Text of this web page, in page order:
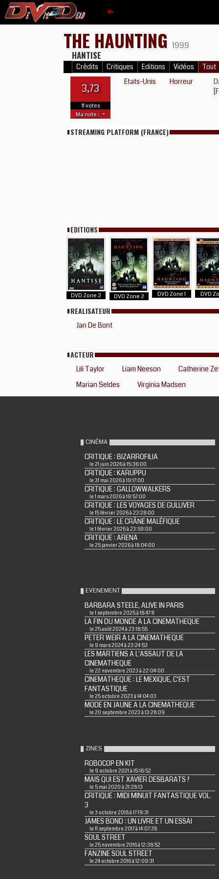
THE HAUNTING 1999
HANTISE
Crédits Critiques Editions Vidéos Tout
3,73
11 votes
Ma note : -
Etats-Unis Horreur
STREAMING PLATFORM (FRANCE)
EDITIONS
DVD Zone 2 DVD Zone 2 DVD Zone 1 DVD
REALISATEUR
Jan De Bont
ACTEUR
Lili Taylor Liam Neeson
Catherine
Marian Seldes
Virginia Madsen
CINÉMA
CRITIQUE : BIZARROFILIA
le 21 juin 2026 à 15:36:00
CRITIQUE : KARUPPU
le 31 mai 2026 à 19:17:00
CRITIQUE : GALLOWWALKERS
le 1 mars 2026 à 19:57:00
CRITIQUE : LES VOYAGES DE GULLIVER
le 15 février 2026 à 23:28:00
CRITIQUE : LE CRÂNE MALÉFIQUE
le 1 février 2026 à 23:59:00
CRITIQUE : ARENA
le 25 janvier 2026 à 18:04:00
EVENEMENT
BARBARA STEELE, ALIVE IN PARIS
le 1 septembre 2025 à 18:47:11
LA FIN DU MONDE A LA CINEMATHEQUE
le 25 août 2024 à 23:18:55
PETER WEIR A LA CINEMATHEQUE
le 9 mars 2024 à 23:24:53
LES MARTIENS A L'ASSAUT DE LA
CINEMATHEQUE
le 22 novembre 2023 à 22:04:00
CINEMATHEQUE : LE MEXIQUE, C'EST
FANTASTIQUE
le 25 octobre 2023 à 14:04:03
MODE EN JAUNE A LA CINEMATHEQUE
le 20 septembre 2023 à 13:28:09
ZINES
ROBOCOP EN KIT
le 9 octobre 2021 à 15:16:52
MAIS QUI EST XAVIER DESBARATS ?
le 5 mai 2020 à 21:28:13
CRITIQUE : MIDI MINUIT FANTASTIQUE VOL.
3
le 3 octobre 2018 à 17:19:31
JAMES BOND : UN LIVRE ET UN ESSAI
le 11 septembre 2017 à 14:07:38
SOUL STREET
le 25 novembre 2016 à 12:38:52
FANZINE SOUL STREET
le 24 octobre 2016 à 12:09:31